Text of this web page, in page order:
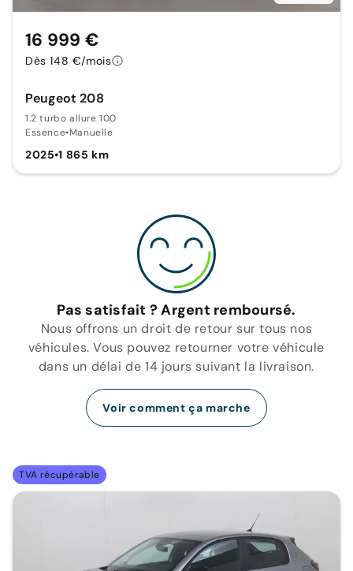
Peugeot 208
1.2 turbo allure 100
Essence•Manuelle
2025•1 865 km
16 999 €
Dès 148 €/mois
Pas satisfait ? Argent remboursé.
Nous offrons un droit de retour sur tous nos
véhicules. Vous pouvez retourner votre véhicule
dans un délai de 14 jours suivant la livraison.
Voir comment ça marche
TVA récupérable